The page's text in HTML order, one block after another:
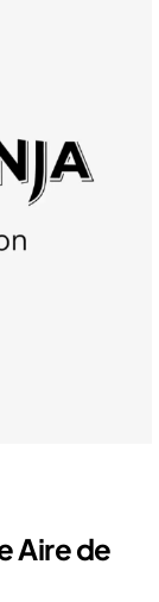
Aire de